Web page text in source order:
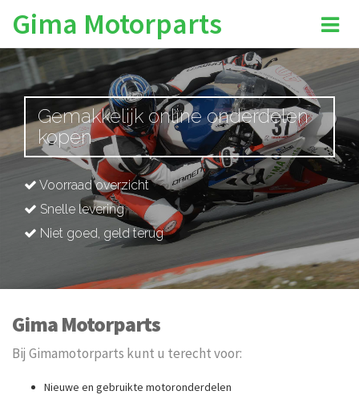
Gima Motorparts
Gemakkelijk online onderdelen
kopen
Voorraad overzicht
Snelle levering
Niet goed, geld terug
Gima Motorparts
Bij Gimamotorparts kunt u terecht voor:
Nieuwe en gebruikte motoronderdelen